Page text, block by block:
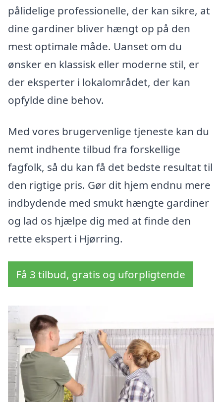
pålidelige professionelle, der kan sikre, at
dine gardiner bliver hængt op på den
mest optimale måde. Uanset om du
ønsker en klassisk eller moderne stil, er
der eksperter i lokalområdet, der kan
opfylde dine behov.
Med vores brugervenlige tjeneste kan du
nemt indhente tilbud fra forskellige
fagfolk, så du kan få det bedste resultat til
den rigtige pris. Gør dit hjem endnu mere
indbydende med smukt hængte gardiner
og lad os hjælpe dig med at finde den
rette ekspert i Hjørring.
Få 3 tilbud, gratis og uforpligtende